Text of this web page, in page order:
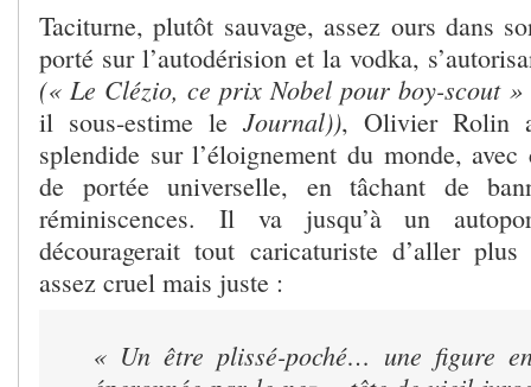
Taciturne, plutôt sauvage, assez ours dans
porté sur l’autodérision et la vodka,
(« Le Clézio, ce prix Nobel pour boy-scout »
il sous-estime leJournal)), Olivier Rolin
splendide sur l’éloignement du monde,
de portée universelle, en tâchant de
réminiscences. Il va jusqu’à un
découragerait tout caricaturiste d’aller
assez cruel mais juste :
« Un être plissé-poché… une figure